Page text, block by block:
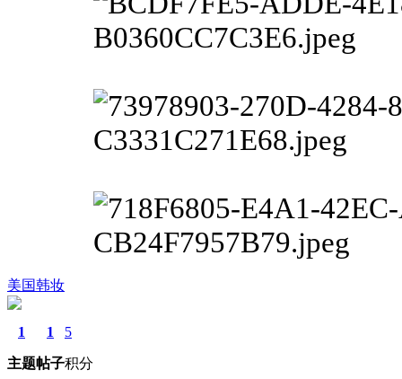
美国韩妆
1
主题
1
帖子
5
积分